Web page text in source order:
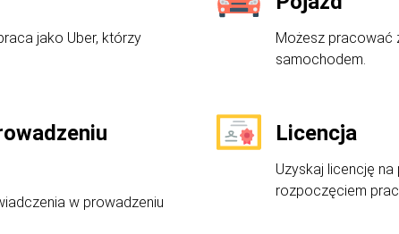
jako Uber, którzy
Możesz pracować
samochodem.
w prowadzeniu
Licencja
Uzyskaj licencję
rozpoczęciem